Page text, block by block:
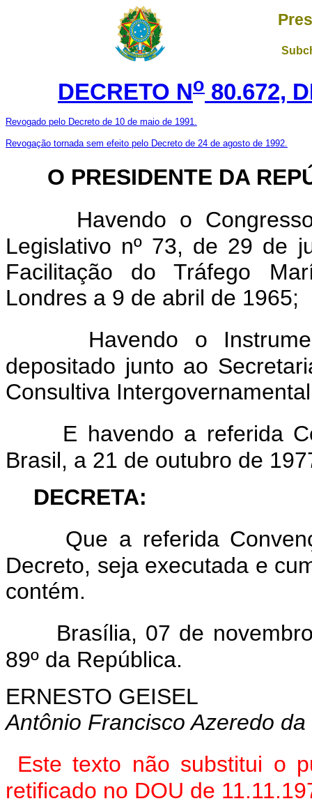
DECRETO No 80.672,
Revogado pelo Decreto de 10 de maio de 1991.
Revogação tornada sem efeito pelo Decreto de 24 de agosto de 1992.
O PRESIDENTE DA
Havendo o
Legislativo nº 73, de 29 de
Facilitação do Tráfego
Londres a 9 de abril de 1965;
Havendo o
depositado junto ao
Consultiva
E havendo a referida
Brasil, a 21 de outubro de
DECRETA:
Que a referida
Decreto, seja executada e
contém.
Brasília, 07 de
89º da República.
ERNESTO GEISEL
Antônio Francisco Azeredo da
Este texto não substitui o
retificado no DOU de